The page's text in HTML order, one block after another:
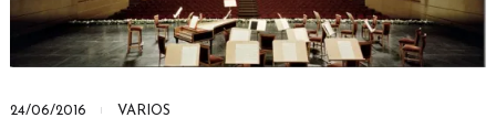
24/06/2016 VARIOS